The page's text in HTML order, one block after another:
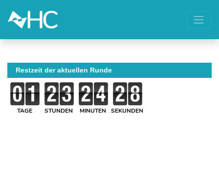
Restzeit der aktuellen Runde
TAGE STUNDEN MINUTEN SEKUNDEN